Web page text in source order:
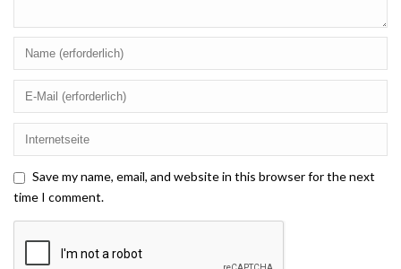
Save my name, email, and website in this browser for the next
time I comment.